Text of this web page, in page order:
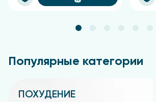
Популярные категории
ПОХУДЕНИЕ